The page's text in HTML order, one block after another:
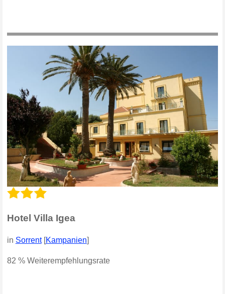
Hotel Villa Igea
in Sorrent[Kampanien]
82 % Weiterempfehlungsrate